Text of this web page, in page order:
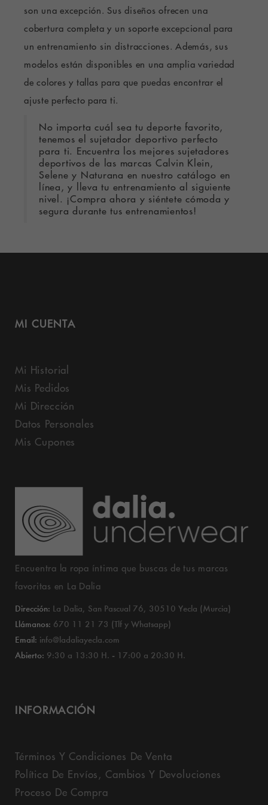
son una excepción. Sus diseños ofrecen una
cobertura completa y un soporte excepcional para
un entrenamiento sin distracciones. Además, sus
modelos están disponibles en una amplia variedad
de colores y tallas para que puedas encontrar el
ajuste perfecto para ti.
No importa cuál sea tu deporte favorito,
tenemos el sujetador deportivo perfecto
para ti. Encuentra los mejores sujetadores
deportivos de las marcas Calvin Klein,
Selene y Naturana en nuestro catálogo en
línea, y lleva tu entrenamiento al siguiente
nivel. ¡Compra ahora y siéntete cómoda y
segura durante tus entrenamientos!
MI CUENTA
Mi Historial
Mis Pedidos
Mi Dirección
Datos Personales
Mis Cupones
Encuentra la ropa íntima que buscas de tus marcas
favoritas en La Dalia
Dirección: La Dalia, San Pascual 76, 30510 Yecla (Murcia)
Llámanos: 670 11 21 73 (Tlf y Whatsapp)
Email: info@ladaliayecla.com
Abierto: 9:30 a 13:30 H. - 17:00 a 20:30 H.
INFORMACIÓN
Términos Y Condiciones De Venta
Política De Envíos, Cambios Y Devoluciones
Proceso De Compra